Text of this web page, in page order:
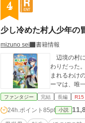
4
少し冷めた村人少年の
mizuno sei
書籍情報
辺境の村
わりだった
まれるわけ
ーマは、唯
ファンタジー 完結 長編 R15
24h.ポイント 85pt 小説